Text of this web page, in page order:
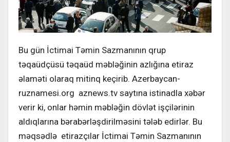
Bu gün İctimai Təmin Sazmanının qrup
təqaüdçüsü təqaüd məbləğinin azlığına etiraz
əlaməti olaraq mitinq keçirib. Azerbaycan-
ruznamesi.org aznews.tv saytına istinadla xəbər
verir ki, onlar həmin məbləğin dövlət işçilərinin
aldıqlarına bərabərləşdirilməsini tələb edirlər. Bu
məqsədlə etirazçılar İctimai Təmin Sazmanının